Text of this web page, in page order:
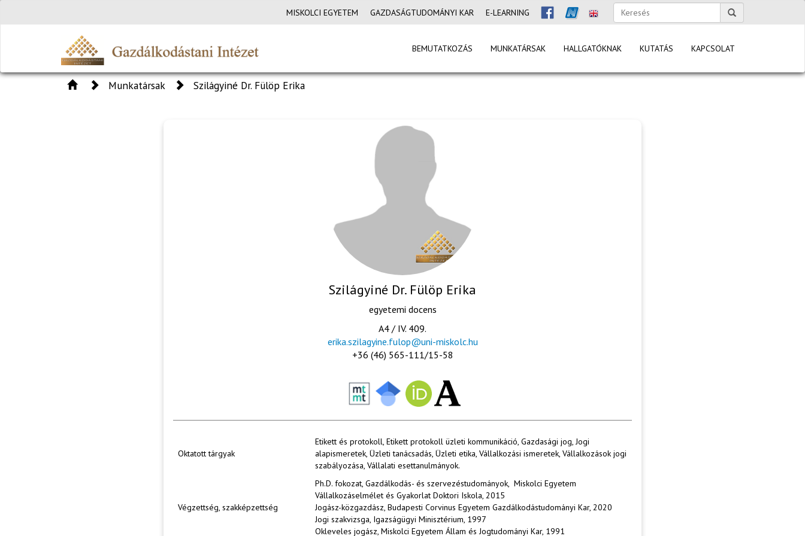
MISKOLCI EGYETEM GAZDASÁGTUDOMÁNYI KAR E-LEARNING
BEMUTATKOZÁS MUNKATÁRSAK HALLGATÓKNAK KUTATÁS KAPCSOLAT
Munkatársak Szilágyiné Dr. Fülöp Erika
Szilágyiné Dr. Fülöp Erika
egyetemi docens
A4 / IV. 409.
erika.szilagyine.fulop@uni-miskolc.hu
+36 (46) 565-111/15-58
Oktatott tárgyak
Etikett és protokoll, Etikett protokoll üzleti kommunikáció, Gazdasági jog, Jogi
alapismeretek, Üzleti tanácsadás, Üzleti etika, Vállalkozási ismeretek, Vállalkozások jogi
szabályozása, Vállalati esettanulmányok.
Végzettség, szakképzettség
Ph.D. fokozat, Gazdálkodás- és szervezéstudományok, Miskolci Egyetem
Vállalkozáselmélet és Gyakorlat Doktori Iskola, 2015
Jogász-közgazdász, Budapesti Corvinus Egyetem Gazdálkodástudományi Kar, 2020
Jogi szakvizsga, Igazságügyi Minisztérium, 1997
Okleveles jogász, Miskolci Egyetem Állam és Jogtudományi Kar, 1991